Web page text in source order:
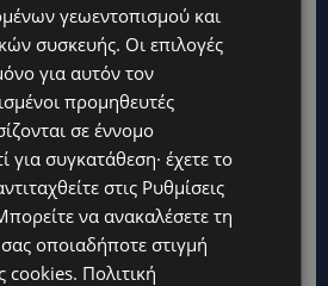
6 καλοκαιρινά
πρωινή ρουτίνα σου
γεωεντοπισμού και
συσκευής. Οι επιλογές
για αυτόν τον
προμηθευτές
σε έννομο
για συγκατάθεση· έχετε το
στις Ρυθμίσεις
να ανακαλέσετε τη
οποιαδήποτε στιγμή
cookies. Πολιτική